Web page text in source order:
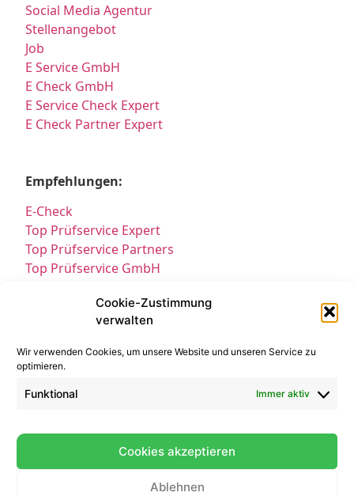
Cookie-Zustimmung
verwalten
Wir verwenden Cookies, um unsere Website und unseren Service zu
optimieren.
Funktional Immer aktiv
Cookies akzeptieren
Ablehnen
Social Media Agentur
Stellenangebot
Job
E Service GmbH
E Check GmbH
E Service Check Expert
E Check Partner Expert
Empfehlungen:
E-Check
Top Prüfservice Expert
Top Prüfservice Partners
Top Prüfservice GmbH
Sicherheitsprüfungen Partners
Sicherheitsprüfungen Expert
Prüfung E-Check Expert
Prüfung elektrischer Anlagen